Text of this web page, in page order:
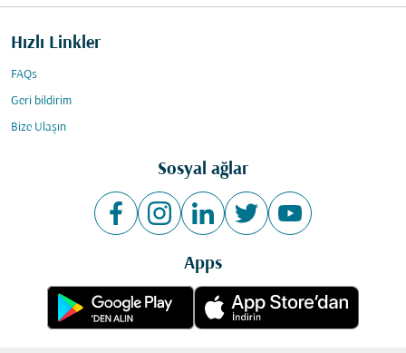
Hızlı Linkler
FAQs
Geri bildirim
Bize Ulaşın
Sosyal ağlar
Apps